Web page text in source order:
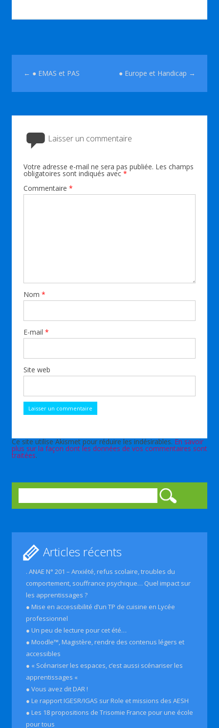
Navigation des articles
← ● EMAS et PAS ● Europe et Handicap →
Laisser un commentaire
Votre adresse e-mail ne sera pas publiée. Les champs
obligatoires sont indiqués avec *
Commentaire *
Nom *
E-mail *
Site web
Ce site utilise Akismet pour réduire les indésirables.En savoir
plus sur la façon dont les données de vos commentaires sont
traitées.
Articles récents
. ANAE N° 201 – Anxiété, refus scolaire, troubles du
comportement, souffrance psychique… Quel impact sur
les apprentissages ?
● Mise en accessibilité d’un TP de cuisine en Lycée
professionnel
● Un peu de lecture pour cet été…
● Moodle™, Magistère, rendre des contenus légers et
accessibles
● « Scénariser les espaces, c’est aussi scénariser les
apprentissages «
● Vous avez dit DAR !
● Le rapport IGESR/IGAS sur Role et missions des AESH
● Les 18 propositions de Trisomie France pour une école
pour tous